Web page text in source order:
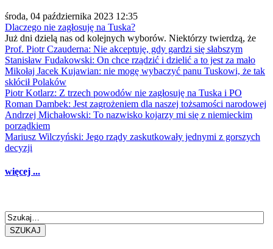
środa, 04 października 2023 12:35
Dlaczego nie zagłosuję na Tuska?
Już dni dzielą nas od kolejnych wyborów. Niektórzy twierdzą, że
Prof. Piotr Czauderna: Nie akceptuję, gdy gardzi się słabszym
Stanisław Fudakowski: On chce rządzić i dzielić a to jest za mało
Mikołaj Jacek Kujawian: nie mogę wybaczyć panu Tuskowi, że tak
skłócił Polaków
Piotr Kotlarz: Z trzech powodów nie zagłosuję na Tuska i PO
Roman Dambek: Jest zagrożeniem dla naszej tożsamości narodowej
Andrzej Michałowski: To nazwisko kojarzy mi się z niemieckim
porządkiem
Mariusz Wilczyński: Jego rządy zaskutkowały jednymi z gorszych
decyzji
więcej ...
SZUKAJ